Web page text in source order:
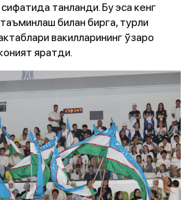
танланди. Бу эса кенг
билан бирга, турли
вакилларининг ўзаро
яратди.